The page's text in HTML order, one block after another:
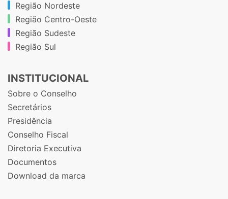
Região Nordeste
Região Centro-Oeste
Região Sudeste
Região Sul
INSTITUCIONAL
Sobre o Conselho
Secretários
Presidência
Conselho Fiscal
Diretoria Executiva
Documentos
Download da marca